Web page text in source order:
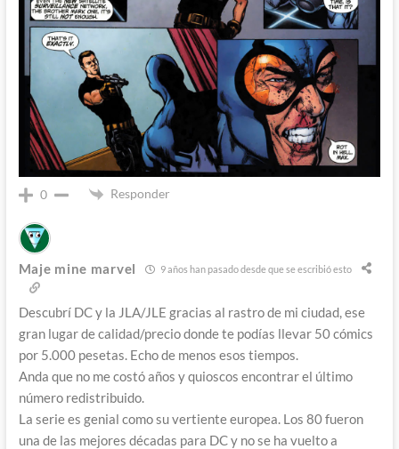
0 Responder
Maje mine marvel 9 años han pasado desde que se escribió esto
Descubrí DC y la JLA/JLE gracias al rastro de mi ciudad, ese
gran lugar de calidad/precio donde te podías llevar 50 cómics
por 5.000 pesetas. Echo de menos esos tiempos.
Anda que no me costó años y quioscos encontrar el último
número redistribuido.
La serie es genial como su vertiente europea. Los 80 fueron
una de las mejores décadas para DC y no se ha vuelto a